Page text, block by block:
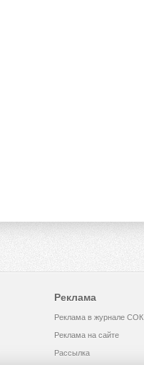
Реклама
Реклама в журнале СОК
Реклама на сайте
Рассылка